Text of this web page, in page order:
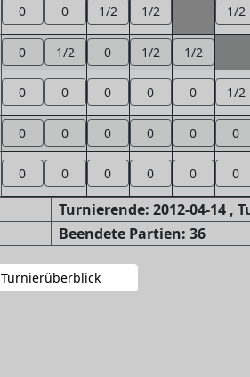
0 0 1/2 1/2 1/2
0 1/2 0 1/2 1/2
0 0 0 0 0 1/2
0 0 0 0 0 0
0 0 0 0 0 0
Turnierende: 2012-04-14 ,
Beendete Partien: 36
Turnierüberblick